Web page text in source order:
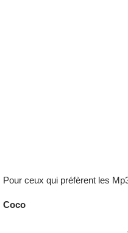
Pour ceux qui préfèrent les
Coco